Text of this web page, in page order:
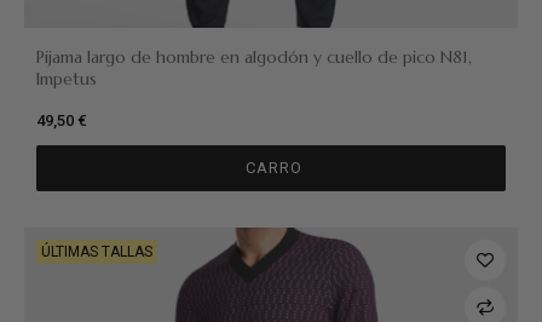
Pijama largo de hombre en algodón y cuello de pico N81,
Impetus
49,50 €
CARRO
ÚLTIMAS TALLAS